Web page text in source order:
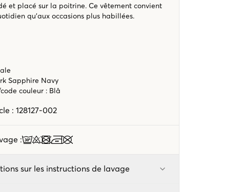
et placé sur la poitrine. Ce vêtement convient
qu’aux occasions plus habillées.
Sapphire Navy
couleur : Blå
: 128127-002
:
sur les instructions de lavage